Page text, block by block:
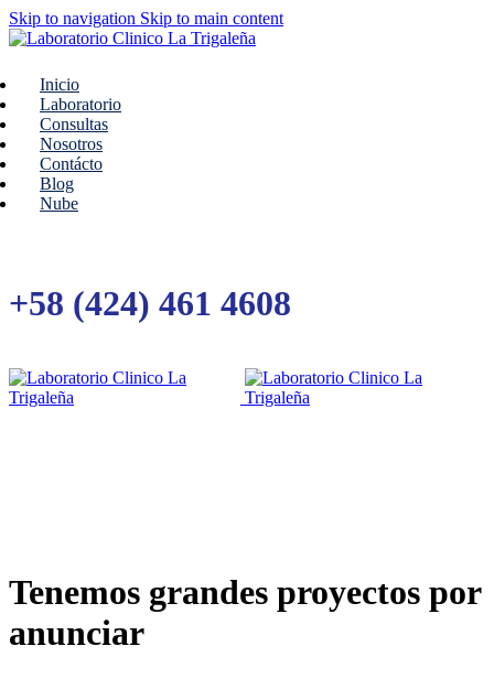
Skip to navigation Skip to main content
Inicio
Laboratorio
Consultas
Nosotros
Contácto
Blog
Nube
+58 (424) 461 4608
Tenemos grandes proyectos por
anunciar